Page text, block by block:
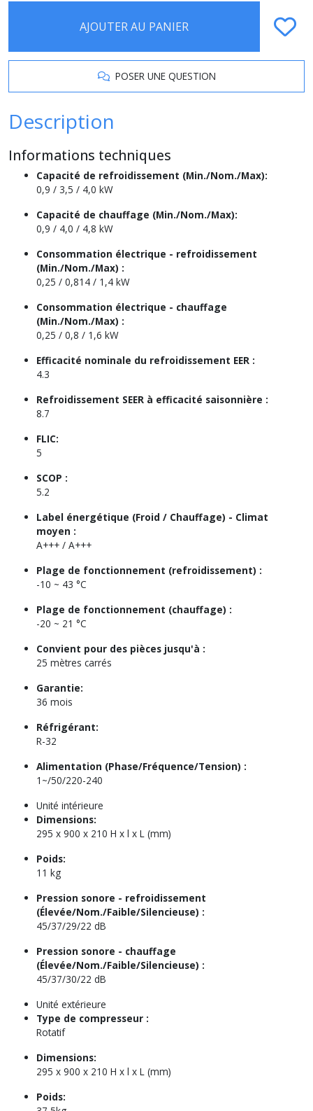
AJOUTER AU PANIER
POSER UNE QUESTION
Description
Informations techniques
Capacité de refroidissement (Min./Nom./Max):
0,9 / 3,5 / 4,0 kW
Capacité de chauffage (Min./Nom./Max):
0,9 / 4,0 / 4,8 kW
Consommation électrique - refroidissement
(Min./Nom./Max) :
0,25 / 0,814 / 1,4 kW
Consommation électrique - chauffage
(Min./Nom./Max) :
0,25 / 0,8 / 1,6 kW
Efficacité nominale du refroidissement EER :
4.3
Refroidissement SEER à efficacité saisonnière :
8.7
FLIC:
5
SCOP :
5.2
Label énergétique (Froid / Chauffage) - Climat
moyen :
A+++ / A+++
Plage de fonctionnement (refroidissement) :
-10 ~ 43 °C
Plage de fonctionnement (chauffage) :
-20 ~ 21 °C
Convient pour des pièces jusqu'à :
25 mètres carrés
Garantie:
36 mois
Réfrigérant:
R-32
Alimentation (Phase/Fréquence/Tension) :
1~/50/220-240
Unité intérieure
Dimensions:
295 x 900 x 210 H x l x L (mm)
Poids:
11 kg
Pression sonore - refroidissement
(Élevée/Nom./Faible/Silencieuse) :
45/37/29/22 dB
Pression sonore - chauffage
(Élevée/Nom./Faible/Silencieuse) :
45/37/30/22 dB
Unité extérieure
Type de compresseur :
Rotatif
Dimensions:
295 x 900 x 210 H x l x L (mm)
Poids: